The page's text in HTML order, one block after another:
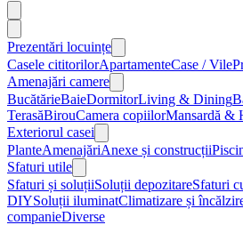
Prezentări locuințe
Casele cititorilorApartamenteCase / Vile
Amenajări camere
BucătărieBaieDormitorLiving & Dining
TerasăBirouCamera copiilorMansardă &
Exteriorul casei
PlanteAmenajăriAnexe și construcții
Sfaturi utile
Sfaturi și soluțiiSoluții depozitareSfaturi
DIYSoluții iluminatClimatizare și
companieDiverse